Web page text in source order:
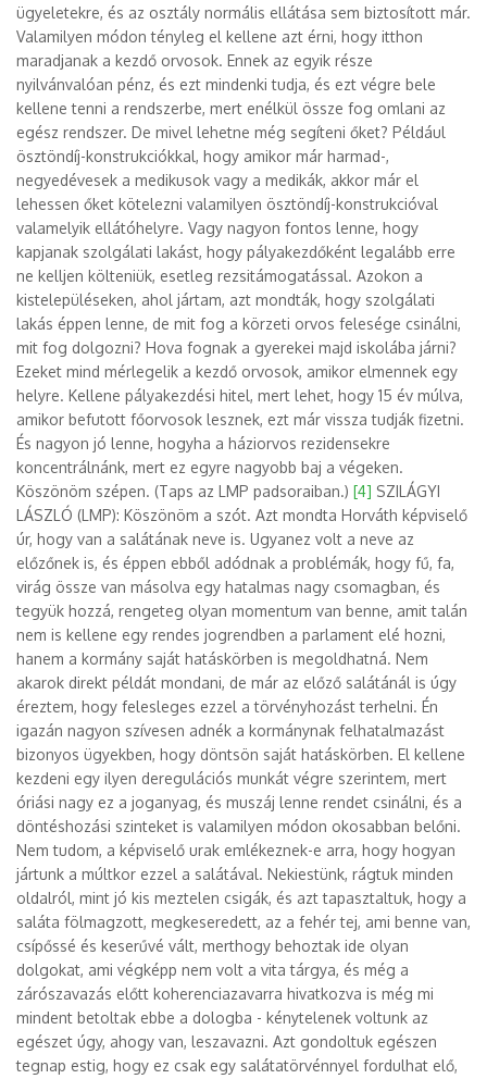
ügyeletekre, és az osztály normális ellátása sem biztosított már.
Valamilyen módon tényleg el kellene azt érni, hogy itthon
maradjanak a kezdő orvosok. Ennek az egyik része
nyilvánvalóan pénz, és ezt mindenki tudja, és ezt végre bele
kellene tenni a rendszerbe, mert enélkül össze fog omlani az
egész rendszer. De mivel lehetne még segíteni őket? Például
ösztöndíj-konstrukciókkal, hogy amikor már harmad-,
negyedévesek a medikusok vagy a medikák, akkor már el
lehessen őket kötelezni valamilyen ösztöndíj-konstrukcióval
valamelyik ellátóhelyre. Vagy nagyon fontos lenne, hogy
kapjanak szolgálati lakást, hogy pályakezdőként legalább erre
ne kelljen költeniük, esetleg rezsitámogatással. Azokon a
kistelepüléseken, ahol jártam, azt mondták, hogy szolgálati
lakás éppen lenne, de mit fog a körzeti orvos felesége csinálni,
mit fog dolgozni? Hova fognak a gyerekei majd iskolába járni?
Ezeket mind mérlegelik a kezdő orvosok, amikor elmennek egy
helyre. Kellene pályakezdési hitel, mert lehet, hogy 15 év múlva,
amikor befutott főorvosok lesznek, ezt már vissza tudják fizetni.
És nagyon jó lenne, hogyha a háziorvos rezidensekre
koncentrálnánk, mert ez egyre nagyobb baj a végeken.
Köszönöm szépen. (Taps az LMP padsoraiban.) [4] SZILÁGYI
LÁSZLÓ (LMP): Köszönöm a szót. Azt mondta Horváth képviselő
úr, hogy van a salátának neve is. Ugyanez volt a neve az
előzőnek is, és éppen ebből adódnak a problémák, hogy fű, fa,
virág össze van másolva egy hatalmas nagy csomagban, és
tegyük hozzá, rengeteg olyan momentum van benne, amit talán
nem is kellene egy rendes jogrendben a parlament elé hozni,
hanem a kormány saját hatáskörben is megoldhatná. Nem
akarok direkt példát mondani, de már az előző salátánál is úgy
éreztem, hogy felesleges ezzel a törvényhozást terhelni. Én
igazán nagyon szívesen adnék a kormánynak felhatalmazást
bizonyos ügyekben, hogy döntsön saját hatáskörben. El kellene
kezdeni egy ilyen deregulációs munkát végre szerintem, mert
óriási nagy ez a joganyag, és muszáj lenne rendet csinálni, és a
döntéshozási szinteket is valamilyen módon okosabban belőni.
Nem tudom, a képviselő urak emlékeznek-e arra, hogy hogyan
jártunk a múltkor ezzel a salátával. Nekiestünk, rágtuk minden
oldalról, mint jó kis meztelen csigák, és azt tapasztaltuk, hogy a
saláta fölmagzott, megkeseredett, az a fehér tej, ami benne van,
csípőssé és keserűvé vált, merthogy behoztak ide olyan
dolgokat, ami végképp nem volt a vita tárgya, és még a
zárószavazás előtt koherenciazavarra hivatkozva is még mi
mindent betoltak ebbe a dologba - kénytelenek voltunk az
egészet úgy, ahogy van, leszavazni. Azt gondoltuk egészen
tegnap estig, hogy ez csak egy salátatörvénnyel fordulhat elő,